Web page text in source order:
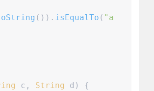
( ) ) . isEqualTo ( " a
c , String d )
{